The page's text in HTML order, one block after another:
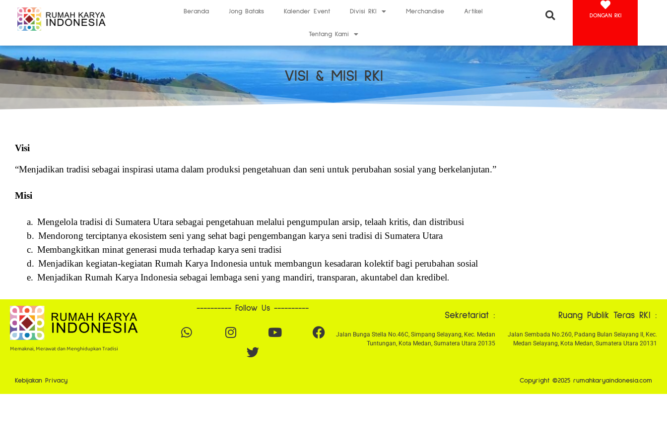
Beranda Jong Bataks Kalender Event Divisi RKI Merchandise Artikel
Tentang Kami
DONGAN RKI
VISI & MISI RKI
Visi
“Menjadikan tradisi sebagai inspirasi utama dalam produksi pengetahuan dan seni untuk perubahan sosial yang berkelanjutan.”
Misi
a. Mengelola tradisi di Sumatera Utara sebagai pengetahuan melalui pengumpulan arsip, telaah kritis, dan distribusi
b. Mendorong terciptanya ekosistem seni yang sehat bagi pengembangan karya seni tradisi di Sumatera Utara
c. Membangkitkan minat generasi muda terhadap karya seni tradisi
d. Menjadikan kegiatan-kegiatan Rumah Karya Indonesia untuk membangun kesadaran kolektif bagi perubahan sosial
e. Menjadikan Rumah Karya Indonesia sebagai lembaga seni yang mandiri, transparan, akuntabel dan kredibel.
Memaknai, Merawat dan Menghidupkan Tradisi
---------- Follow Us ----------​
Sekretariat :
Jalan Bunga Stella No.46C, Simpang Selayang, Kec. Medan
Tuntungan, Kota Medan, Sumatera Utara 20135
Ruang Publik Teras RKI :
Jalan Sembada No.260, Padang Bulan Selayang II, Kec.
Medan Selayang, Kota Medan, Sumatera Utara 20131
Kebijakan Privacy Copyright ©2025 rumahkaryaindonesia.com